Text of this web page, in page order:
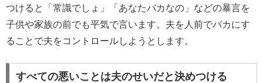
つけると「常識でしょ」「あなたバカなの」などの暴言を
子供や家族の前でも平気で言います。夫を人前でバカにす
ることで夫をコントロールしようとします。
すべての悪いことは夫のせいだと決めつける